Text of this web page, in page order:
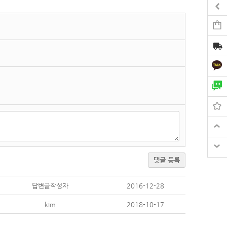
댓글 등록
답변글작성자 2016-12-28
kim 2018-10-17